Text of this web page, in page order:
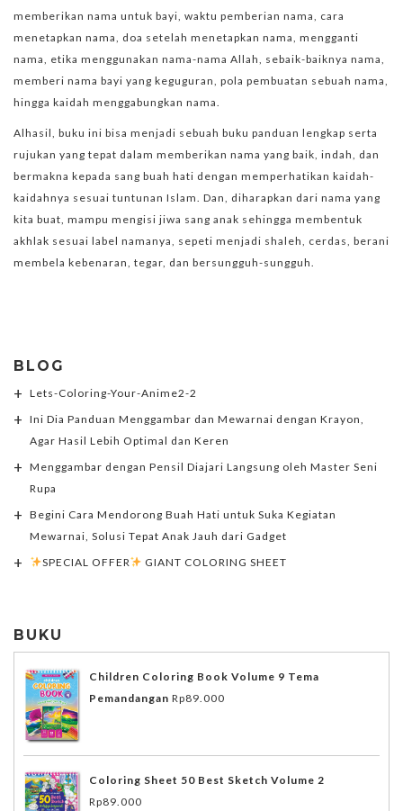
memberikan nama untuk bayi, waktu pemberian nama, cara
menetapkan nama, doa setelah menetapkan nama, mengganti
nama, etika menggunakan nama-nama Allah, sebaik-baiknya nama,
memberi nama bayi yang keguguran, pola pembuatan sebuah nama,
hingga kaidah menggabungkan nama.
Alhasil, buku ini bisa menjadi sebuah buku panduan lengkap serta
rujukan yang tepat dalam memberikan nama yang baik, indah, dan
bermakna kepada sang buah hati dengan memperhatikan kaidah-
kaidahnya sesuai tuntunan Islam. Dan, diharapkan dari nama yang
kita buat, mampu mengisi jiwa sang anak sehingga membentuk
akhlak sesuai label namanya, sepeti menjadi shaleh, cerdas, berani
membela kebenaran, tegar, dan bersungguh-sungguh.
BLOG
Lets-Coloring-Your-Anime2-2
Ini Dia Panduan Menggambar dan Mewarnai dengan Krayon,
Agar Hasil Lebih Optimal dan Keren
Menggambar dengan Pensil Diajari Langsung oleh Master Seni
Rupa
Begini Cara Mendorong Buah Hati untuk Suka Kegiatan
Mewarnai, Solusi Tepat Anak Jauh dari Gadget
SPECIAL OFFER
GIANT COLORING SHEET
BUKU
Children Coloring Book Volume 9 Tema
Pemandangan Rp89.000
Coloring Sheet 50 Best Sketch Volume 2
Rp89.000